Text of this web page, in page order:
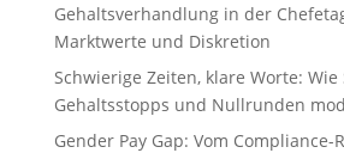
Gehaltsverhandlung in der
Marktwerte und Diskretion
Schwierige Zeiten, klare Worte: Wie
Gehaltsstopps und Nullrunden
Gender Pay Gap: Vom Compliance-